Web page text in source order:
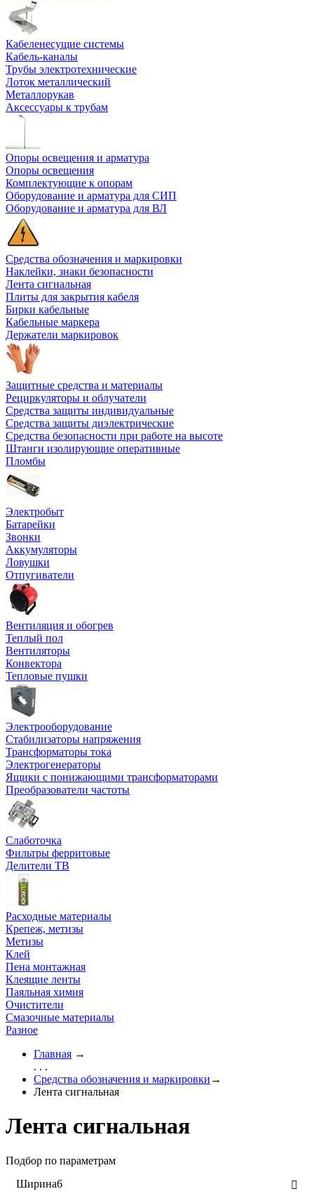
Кабеленесущие системы
Кабель-каналы
Трубы электротехнические
Лоток металлический
Металлорукав
Аксессуары к трубам
Опоры освещения и арматура
Опоры освещения
Комплектующие к опорам
Оборудование и арматура для СИП
Оборудование и арматура для ВЛ
Средства обозначения и маркировки
Наклейки, знаки безопасности
Лента сигнальная
Плиты для закрытия кабеля
Бирки кабельные
Кабельные маркера
Держатели маркировок
Защитные средства и материалы
Рециркуляторы и облучатели
Средства защиты индивидуальные
Средства защиты диэлектрические
Средства безопасности при работе на высоте
Штанги изолирующие оперативные
Пломбы
Электробыт
Батарейки
Звонки
Аккумуляторы
Ловушки
Отпугиватели
Вентиляция и обогрев
Теплый пол
Вентиляторы
Конвектора
Тепловые пушки
Электрооборудование
Стабилизаторы напряжения
Трансформаторы тока
Электрогенераторы
Ящики с понижающими трансформаторами
Преобразователи частоты
Слаботочка
Фильтры ферритовые
Делители ТВ
Расходные материалы
Крепеж, метизы
Метизы
Клей
Пена монтажная
Клеящие ленты
Паяльная химия
Очистители
Смазочные материалы
Разное
Главная →
. . .
Средства обозначения и маркировки →
Лента сигнальная
Лента сигнальная
Подбор по параметрам
Ширина6